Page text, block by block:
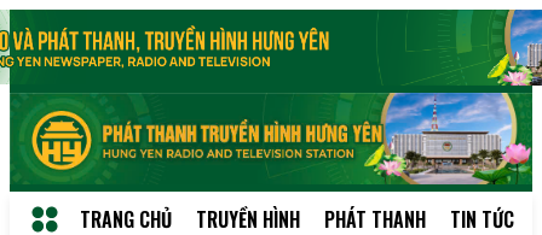
TRANG CHỦ TRUYỀN HÌNH PHÁT THANH TIN TỨC